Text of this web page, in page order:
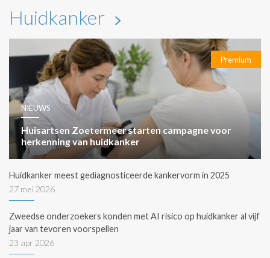
Huidkanker
Premium
NIEUWS
Huisartsen Zoetermeer starten campagne voor
herkenning van huidkanker
Huidkanker meest gediagnosticeerde kankervorm in 2025
27 mei 2026
Zweedse onderzoekers konden met AI risico op huidkanker al vijf
jaar van tevoren voorspellen
23 apr 2026